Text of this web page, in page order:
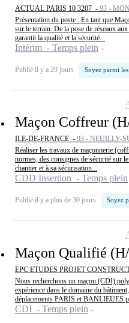
ACTUAL PARIS 10 3207 - 93 -
Présentation du poste : En tant que
sur le terrain. De la pose de réseaux
garantit la qualité et la sécurité...
Intérim - Temps plein
Publié il y a 29 jours Soyez parmi
Maçon Coffreur
ILE-DE-FRANCE - 93 - NEUILLY-
Réaliser les travaux de maçonnerie
normes, des consignes de sécurité sur
chantier et à sa sécurisation...
CDD Insertion - Temps plein
Publié il y a plus de 30 jours Soyez
Maçon Qualifié
EPC ETUDES PROJET
Nous recherchons un maçon (CDI)
expérience dans le domaine du
déplacements PARIS et BANLIEUES
CDI - Temps plein